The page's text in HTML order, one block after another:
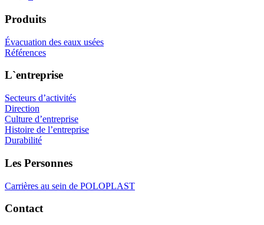
Produits
Évacuation des eaux usées
Références
L`entreprise
Secteurs d’activités
Direction
Culture d’entreprise
Histoire de l’entreprise
Durabilité
Les Personnes
Carrières au sein de POLOPLAST
Contact